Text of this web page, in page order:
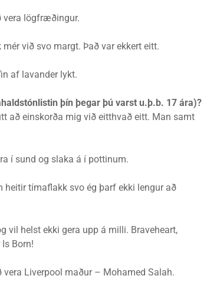
lögfræðingur.
mér við svo margt. Það var ekkert eitt.
af lavander lykt.
þín þegar þú varst u.þ.b. 17 ára)?
að einskorða mig við eitthvað eitt. Man samt
í sund og slaka á í pottinum.
heitir tímaflakk svo ég þarf ekki lengur að
vil helst ekki gera upp á milli. Braveheart,
Born!
vera Liverpool maður – Mohamed Salah.